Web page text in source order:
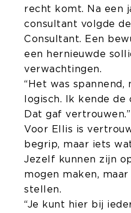
recht komt. Na een
consultant volgde
Consultant. Een
een hernieuwde
verwachtingen.
“Het was spannend,
logisch. Ik kende de
Dat gaf vertrouwen.”
Voor Ellis is
begrip, maar iets
Jezelf kunnen zijn
mogen maken,
stellen.
“Je kunt hier bij